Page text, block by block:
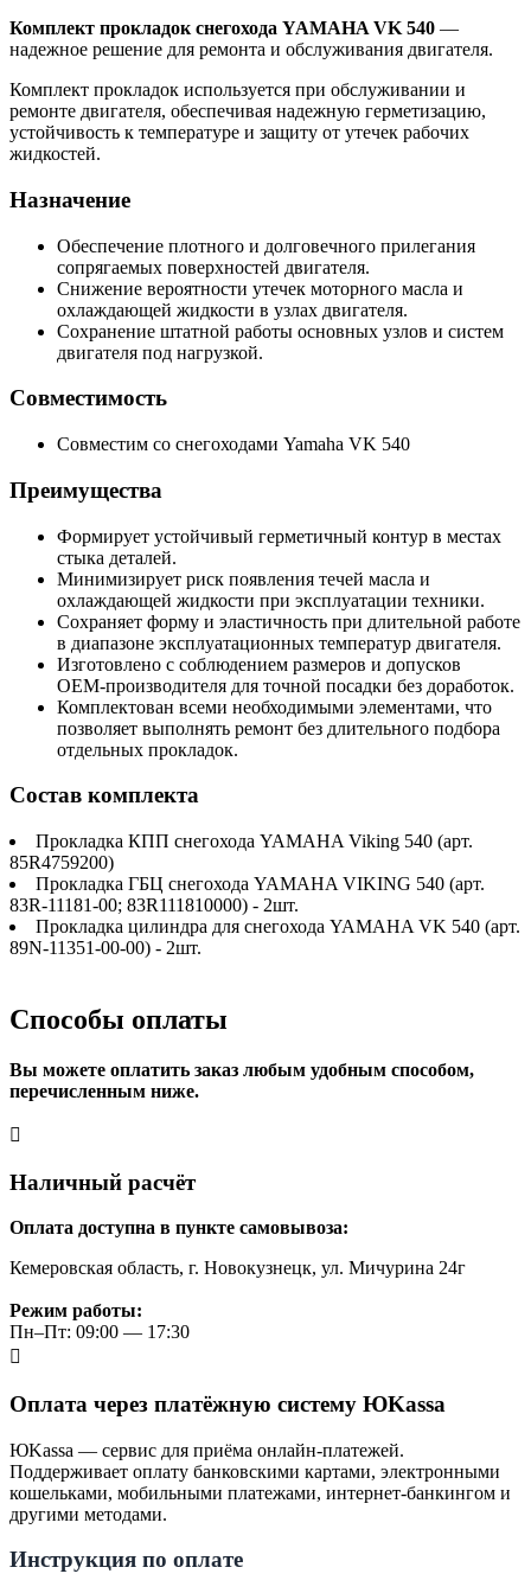
Комплект прокладок снегохода YAMAHA VK 540 —
надежное решение для ремонта и обслуживания двигателя.
Комплект прокладок используется при обслуживании и
ремонте двигателя, обеспечивая надежную герметизацию,
устойчивость к температуре и защиту от утечек рабочих
жидкостей.
Назначение
Обеспечение плотного и долговечного прилегания
сопрягаемых поверхностей двигателя.
Снижение вероятности утечек моторного масла и
охлаждающей жидкости в узлах двигателя.
Сохранение штатной работы основных узлов и систем
двигателя под нагрузкой.
Совместимость
Совместим со снегоходами Yamaha VK 540
Преимущества
Формирует устойчивый герметичный контур в местах
стыка деталей.
Минимизирует риск появления течей масла и
охлаждающей жидкости при эксплуатации техники.
Сохраняет форму и эластичность при длительной работе
в диапазоне эксплуатационных температур двигателя.
Изготовлено с соблюдением размеров и допусков
OEM‑производителя для точной посадки без доработок.
Комплектован всеми необходимыми элементами, что
позволяет выполнять ремонт без длительного подбора
отдельных прокладок.
Состав комплекта
Прокладка КПП снегохода YAMAHA Viking 540 (арт.
85R4759200)
Прокладка ГБЦ снегохода YAMAHA VIKING 540 (арт.
83R-11181-00; 83R111810000) - 2шт.
Прокладка цилиндра для снегохода YAMAHA VK 540 (арт.
89N-11351-00-00) - 2шт.
Способы оплаты
Вы можете оплатить заказ любым удобным способом,
перечисленным ниже.
Наличный расчёт
Оплата доступна в пункте самовывоза:
Кемеровская область, г. Новокузнецк, ул. Мичурина 24г
Режим работы:
Пн–Пт: 09:00 — 17:30
Оплата через платёжную систему ЮKassa
ЮKassa — сервис для приёма онлайн-платежей.
Поддерживает оплату банковскими картами, электронными
кошельками, мобильными платежами, интернет-банкингом и
другими методами.
Инструкция по оплате